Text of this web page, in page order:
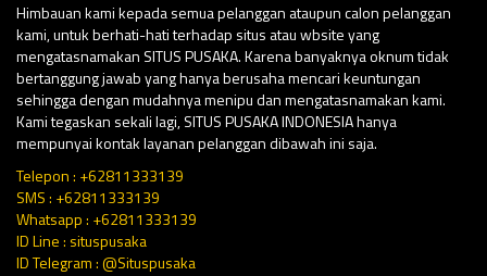
Himbauan kami kepada semua pelanggan ataupun calon pelanggan
kami, untuk berhati-hati terhadap situs atau wbsite yang
mengatasnamakan SITUS PUSAKA. Karena banyaknya oknum tidak
bertanggung jawab yang hanya berusaha mencari keuntungan
sehingga dengan mudahnya menipu dan mengatasnamakan kami.
Kami tegaskan sekali lagi, SITUS PUSAKA INDONESIA hanya
mempunyai kontak layanan pelanggan dibawah ini saja.
Telepon : +62811333139
SMS : +62811333139
Whatsapp : +62811333139
ID Line : situspusaka
ID Telegram : @Situspusaka